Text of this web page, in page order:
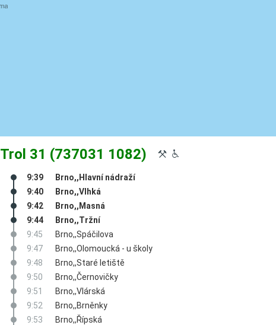
Trol 31 (737031 1082) X H
9:39 Brno,,Hlavní nádraží
9:40
Brno,,Vlhká
9:42
Brno,,Masná
9:44
Brno,,Tržní
9:45
Brno,,Spáčilova
9:47
Brno,,Olomoucká - u školy
9:48
Brno,,Staré letiště
9:50
Brno,,Černovičky
9:51
Brno,,Vlárská
9:52
Brno,,Brněnky
9:53
Brno,,Řípská